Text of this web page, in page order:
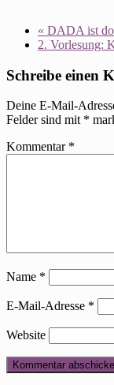
« DADA ist
2. Vorlesung:
Schreibe einen
Deine E-Mail-
Felder sind mit *
Kommentar *
Name *
E-Mail-Adresse *
Website